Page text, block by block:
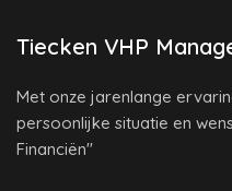
Tiecken VHP
Met onze jarenlange
persoonlijke situatie en
Financiën"